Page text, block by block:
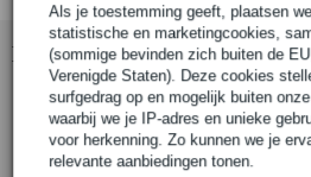
Als je toestemming geeft, plaatsen
statistische en marketingcookies,
(sommige bevinden zich buiten de
Verenigde Staten). Deze cookies
surfgedrag op en mogelijk buiten
waarbij we je IP-adres en unieke
voor herkenning. Zo kunnen we je
relevante aanbiedingen tonen.
Bekijk ook eens (4)